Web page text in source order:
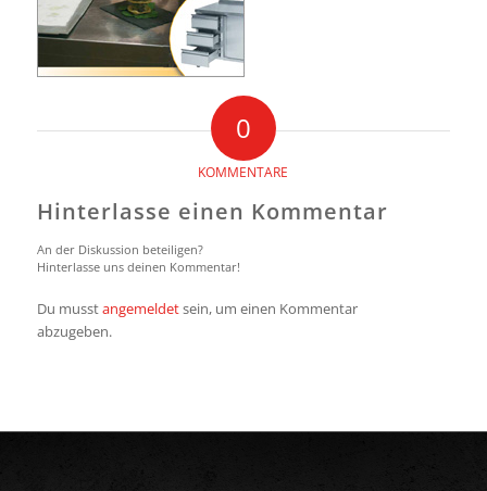
0
KOMMENTARE
Hinterlasse einen Kommentar
An der Diskussion beteiligen?
Hinterlasse uns deinen Kommentar!
Du musstangemeldetsein, um einen Kommentar
abzugeben.